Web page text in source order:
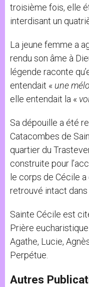
troisième fois, elle
interdisant un
La jeune femme a
rendu son âme à
légende raconte
entendait « une
elle entendait la «
Sa dépouille a été
Catacombes de
quartier du
construite pour
le corps de Cécile
retrouvé intact dans
Sainte Cécile est
Prière
Agathe, Lucie,
Perpétue.
Autres